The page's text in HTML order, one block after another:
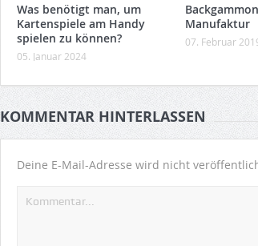
Was benötigt man, um
Kartenspiele am Handy
spielen zu können?
05. Januar 2024
Manufaktur
07. Februar
KOMMENTAR HINTERLASSEN
Deine E-Mail-Adresse wird nicht